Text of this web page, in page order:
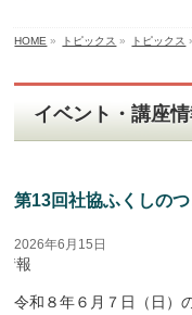
HOME » トピックス » トピックス
イベント・講座
第13回社協ふくしの
2026年6月15日
報
令和８年６月７日（日）